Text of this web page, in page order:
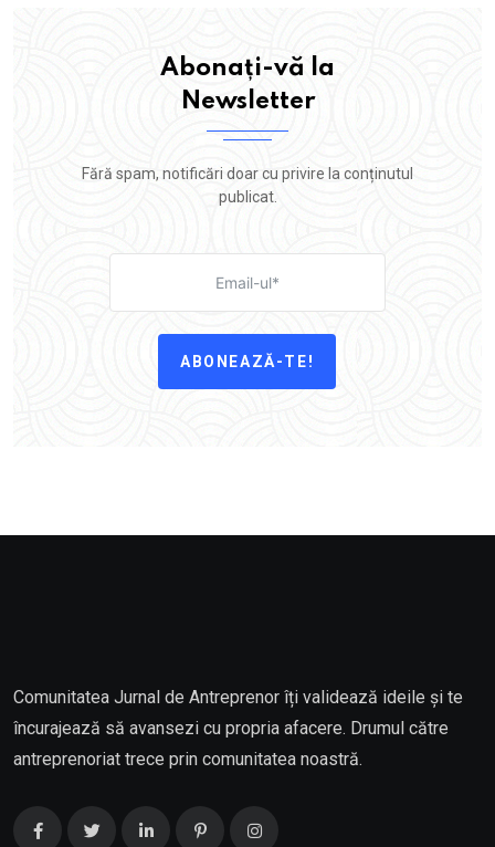
Abonați-vă la
Newsletter
Fără spam, notificări doar cu privire la conținutul
publicat.
ABONEAZĂ-TE!
Comunitatea Jurnal de Antreprenor îți validează ideile și te
încurajează să avansezi cu propria afacere. Drumul către
antreprenoriat trece prin comunitatea noastră.